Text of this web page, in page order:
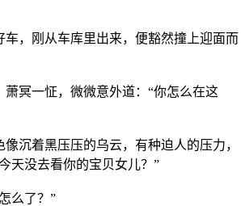
，刚从车库里出来，便豁然撞上迎面而
冥一怔，微微意外道：“你怎么在这
沉着黑压压的乌云，有种迫人的压力，
天没去看你的宝贝女儿？”
么了？”